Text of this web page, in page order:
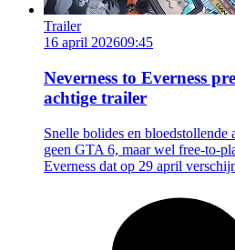
Trailer
16 april 202609:45
Neverness to Everness
achtige trailer
Snelle bolides en
geen GTA 6, maar wel free-to-
Everness dat op 29 april